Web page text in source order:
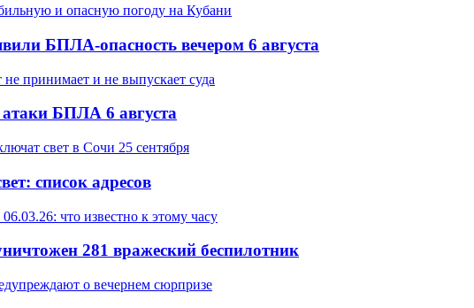
БПЛА-опасность вечером 6 августа
БПЛА 6 августа
список адресов
281 вражеский беспилотник